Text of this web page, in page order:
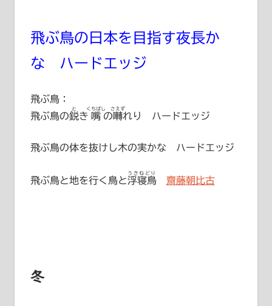
飛ぶ鳥の日本を目指す夜長か
な ハードエッジ
飛ぶ鳥：
飛ぶ鳥の鋭
と
き 嘴
くちばし
の囀
さえず
れり ハードエッジ
飛ぶ鳥の体を抜けし木の実かな ハードエッジ
飛ぶ鳥と地を行く鳥と浮寝鳥
うきねどり
齋藤朝比古
冬